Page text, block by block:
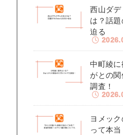
西山ダデ
は？話
迫る
中町綾に
がとの
調査！
ヨメッ
って本